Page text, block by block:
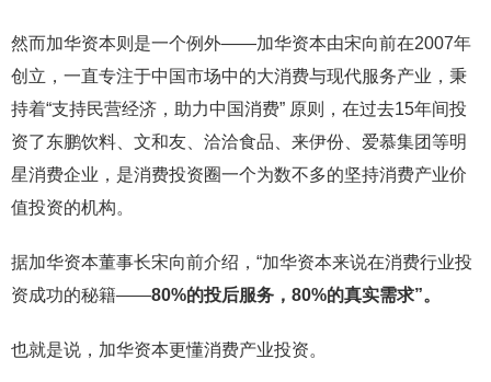
然而加华资本则是一个例外——加华资本由宋向前在2007年
创立，一直专注于中国市场中的大消费与现代服务产业，秉
持着“支持民营经济，助力中国消费” 原则，在过去15年间投
资了东鹏饮料、文和友、洽洽食品、来伊份、爱慕集团等明
星消费企业，是消费投资圈一个为数不多的坚持消费产业价
值投资的机构。
据加华资本董事长宋向前介绍，“加华资本来说在消费行业投
资成功的秘籍——80%的投后服务，80%的真实需求”。
也就是说，加华资本更懂消费产业投资。